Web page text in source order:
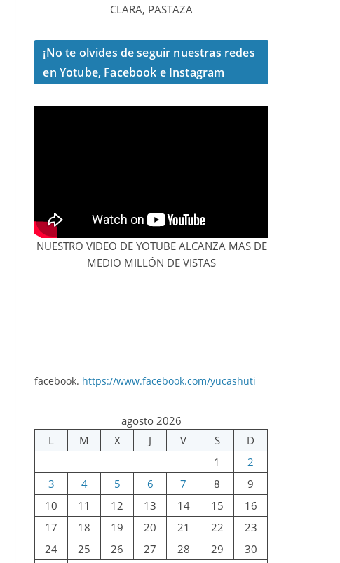
CLARA, PASTAZA
¡No te olvides de seguir nuestras redes
en Yotube, Facebook e Instagram
NUESTRO VIDEO DE YOTUBE ALCANZA MAS DE
MEDIO MILLÓN DE VISTAS
facebook. https://www.facebook.com/yucashuti
agosto 2026
L
M X J V S
D
1
2
3
4 5 6 7 8
9
10
11 12 13 14 15
16
17
18 19 20 21 22
23
24
25 26 27 28 29
30